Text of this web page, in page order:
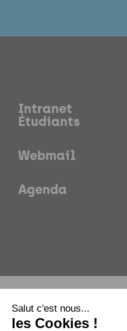
Intranet
Étudiants
Webmail
Agenda